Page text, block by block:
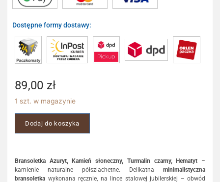
Dostępne formy dostawy:
89,00 zł
1 szt. w magazynie
Dodaj do koszyka
Bransoletka Azuryt,Kamień słoneczny, Turmalin czarny, Hematyt –
kamienie naturalne półszlachetne. Delikatna minimalistyczna
bransoletka wykonana ręcznie, na lince stalowej jubilerskiej – obwód